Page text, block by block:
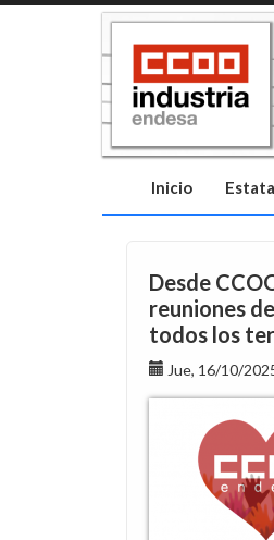
Inicio
Desde
reuniones
todos los
Jue, 16/10/